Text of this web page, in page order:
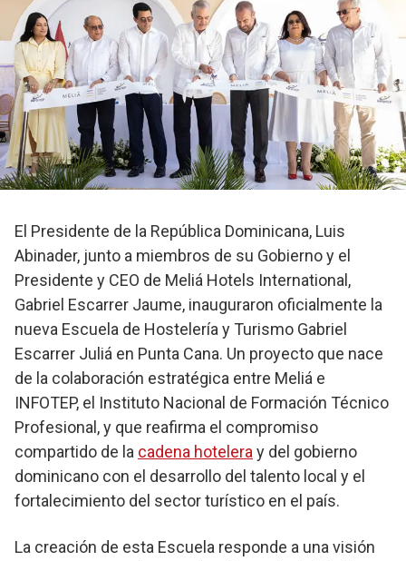
El Presidente de la República Dominicana, Luis
Abinader, junto a miembros de su Gobierno y el
Presidente y CEO de Meliá Hotels International,
Gabriel Escarrer Jaume, inauguraron oficialmente la
nueva Escuela de Hostelería y Turismo Gabriel
Escarrer Juliá en Punta Cana. Un proyecto que nace
de la colaboración estratégica entre Meliá e
INFOTEP, el Instituto Nacional de Formación Técnico
Profesional, y que reafirma el compromiso
compartido de la cadena hotelera y del gobierno
dominicano con el desarrollo del talento local y el
fortalecimiento del sector turístico en el país.
La creación de esta Escuela responde a una visión